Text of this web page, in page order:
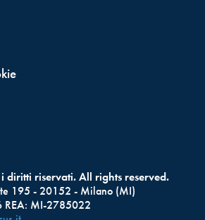
diritti riservati. All rights reserved.
195 - 20152 - Milano (MI)
MI-2785022